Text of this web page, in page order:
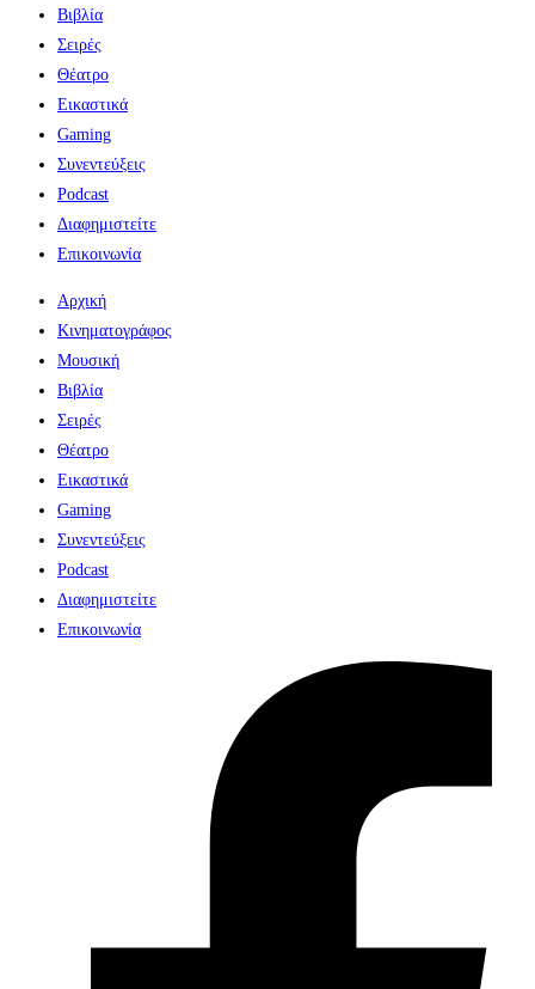
Βιβλία
Σειρές
Θέατρο
Εικαστικά
Gaming
Συνεντεύξεις
Podcast
Διαφημιστείτε
Επικοινωνία
Αρχική
Κινηματογράφος
Μουσική
Βιβλία
Σειρές
Θέατρο
Εικαστικά
Gaming
Συνεντεύξεις
Podcast
Διαφημιστείτε
Επικοινωνία